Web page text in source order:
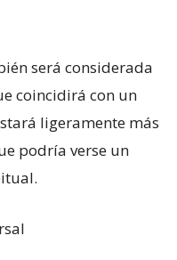
será considerada
coincidirá con un
ligeramente más
podría verse un